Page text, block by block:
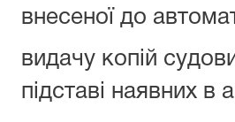
внесеної до
видачу копій
підставі наявних в